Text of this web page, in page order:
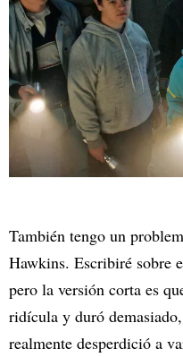
También tengo un
Hawkins. Escribiré sobre
pero la versión corta es
ridícula y duró
realmente desperdició a